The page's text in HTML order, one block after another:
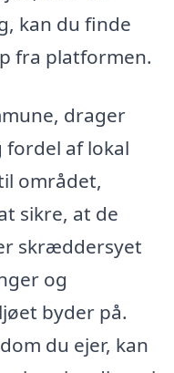
kan du finde
fra platformen.
drager
fordel af lokal
området,
sikre, at de
skræddersyet
og
byder på.
du ejer, kan